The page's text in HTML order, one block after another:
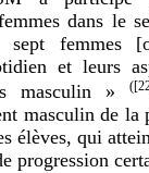
dans le
sept femmes
et leurs
masculin »
(
masculin de la
élèves, qui
progression